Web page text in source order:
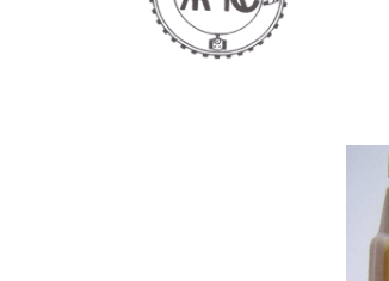
Syntium 5000 Xs Sae 5w30